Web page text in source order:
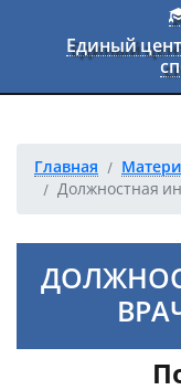
Перейти к основному
Единый
Главная
Должностная